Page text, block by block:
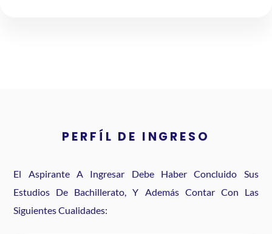
PERFÍL DE INGRESO
El Aspirante A Ingresar Debe Haber Concluido Sus
Estudios De Bachillerato, Y Además Contar Con Las
Siguientes Cualidades: